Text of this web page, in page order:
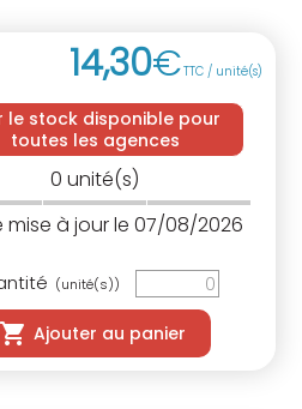
14,30€TTC / unité(s)
le stock disponible pour
toutes les agences
0 unité(s)
mise à jour le 07/08/2026
(unité(s))
Ajouter au panier